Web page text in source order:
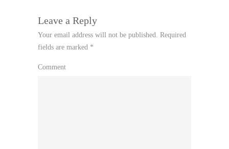
Leave a Reply
Your email address will not be published. Required
fields are marked *
Comment